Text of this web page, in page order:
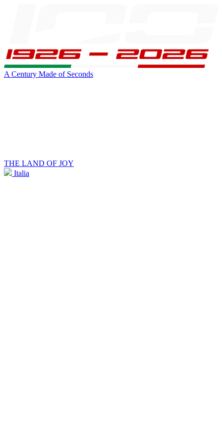
A Century Made of Seconds
THE LAND OF JOY
Italia